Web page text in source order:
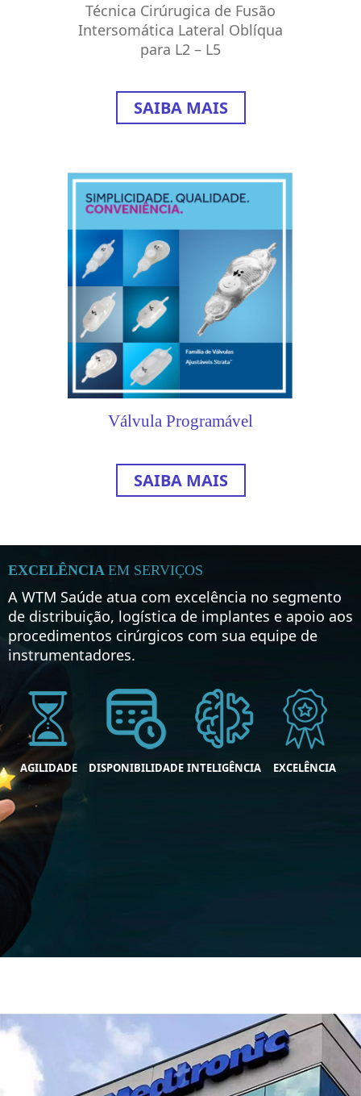
Técnica Cirúrugica de Fusão
Intersomática Lateral Oblíqua
para L2 – L5
SAIBA MAIS
Válvula Programável
SAIBA MAIS
EXCELÊNCIA EM SERVIÇOS
A WTM Saúde atua com excelência no segmento
de distribuição, logística de implantes e apoio aos
procedimentos cirúrgicos com sua equipe de
instrumentadores.
AGILIDADE DISPONIBILIDADE INTELIGÊNCIA EXCELÊNCIA